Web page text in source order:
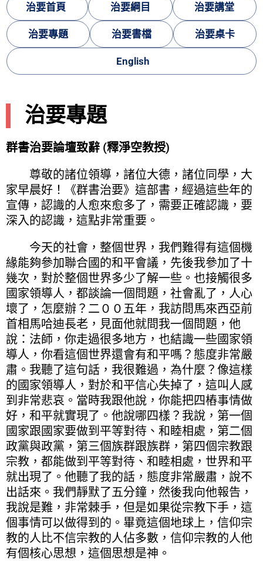
治要首頁 治要綱目 治要講堂
治要專題 治要書檔 治要桌卡
English
治要專題
群書治要論壇致辭 (釋淨空教授)
尊敬的諸位領導，諸位大德，諸位同學，大
家早晨好！《群書治要》這部書，經過這些年的
宣傳，認識的人愈來愈多了，需要正確認識，要
深入的認識，這點非常重要。
今天的社會，整個世界，我們難得有這個機
緣能夠參加聯合國的和平會議，先後我參加了十
幾次，對於整個世界多少了解一些。也接觸很多
國家領導人，都談論一個問題，社會亂了，人心
壞了，怎麼辦？二００五年，我訪問馬來西亞前
首相馬哈迪長老，見面他就問我一個問題，他
說：法師，你走過很多地方，也結識一些國家領
導人，你看這個世界還會有和平嗎？態度非常嚴
肅。我聽了這句話，我很難過，為什麼？像這樣
的國家領導人，對於和平信心失掉了，這叫人感
到非常悲哀。當時我跟他說，你能把四樁事情做
好，和平就實現了。他說哪四樣？我說，第一個
國家跟國家要做到平等對待、和睦相處，第二個
政黨與政黨，第三個族群跟族群，第四個宗教跟
宗教，都能做到平等對待、和睦相處，世界和平
就出現了。他聽了我的話，態度非常嚴肅，說不
出話來。我們靜默了五分鐘，然後我向他報告，
我說是難，非常棘手，但是如果從宗教下手，這
個事情可以做得到的。畢竟這個地球上，信仰宗
教的人比不信宗教的人佔多數，信仰宗教的人他
有個核心思想，這個思想是神。